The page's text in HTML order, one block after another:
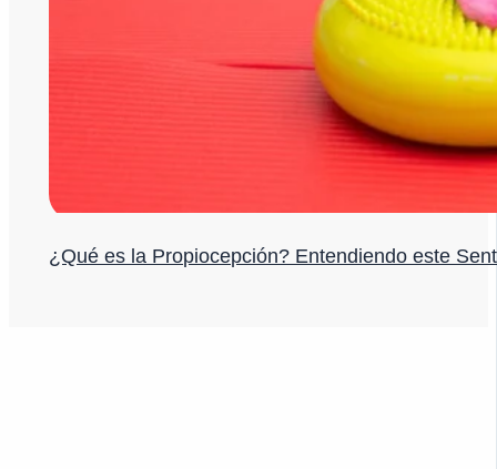
¿Qué es la Propiocepción? Entendiendo este